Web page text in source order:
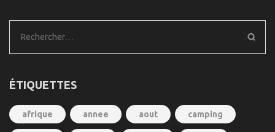
Rechercher :
ÉTIQUETTES
afrique annee aout camping